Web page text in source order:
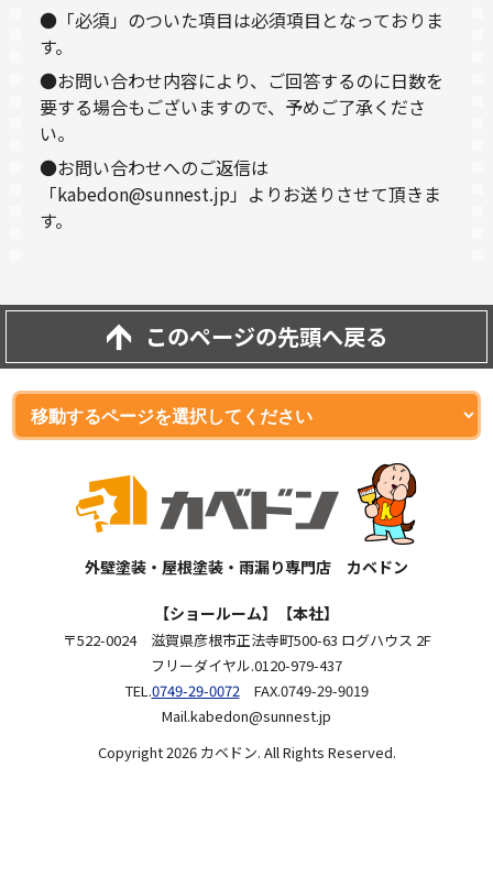
●「必須」のついた項目は必須項目となっておりま
す。
●お問い合わせ内容により、ご回答するのに日数を
要する場合もございますので、予めご了承くださ
い。
●お問い合わせへのご返信は
「kabedon@sunnest.jp」よりお送りさせて頂きま
す。
このページの先頭へ戻る
外壁塗装・屋根塗装・雨漏り専門店 カベドン
【ショールーム】【本社】
〒522-0024 滋賀県彦根市正法寺町500-63 ログハウス 2F
フリーダイヤル.0120-979-437
TEL.0749-29-0072 FAX.0749-29-9019
Mail.kabedon@sunnest.jp
Copyright 2026 カベドン. All Rights Reserved.